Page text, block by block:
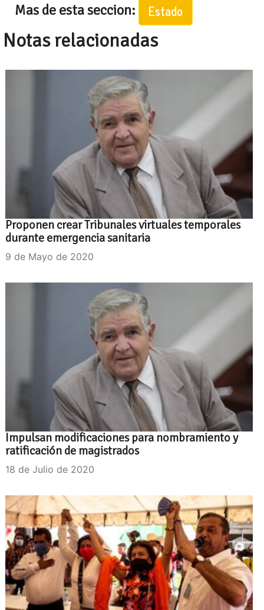
Mas de esta seccion: Estado
Notas relacionadas
Proponen crear Tribunales virtuales temporales
durante emergencia sanitaria
9 de Mayo de 2020
Impulsan modificaciones para nombramiento y
ratificación de magistrados
18 de Julio de 2020